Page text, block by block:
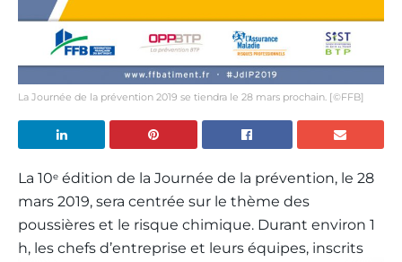
La Journée de la prévention 2019 se tiendra le 28 mars prochain. [©FFB]
La 10e édition de la Journée de la prévention, le 28
mars 2019, sera centrée sur le thème des
poussières et le risque chimique. Durant environ 1
h, les chefs d’entreprise et leurs équipes, inscrits